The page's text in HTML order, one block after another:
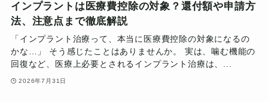
インプラントは医療費控除の対象？還付額や申請方
法、注意点まで徹底解説
「インプラント治療って、本当に医療費控除の対象になるの
かな…」 そう感じたことはありませんか。 実は、噛む機能の
回復など、医療上必要とされるインプラント治療は、...
2026年7月31日